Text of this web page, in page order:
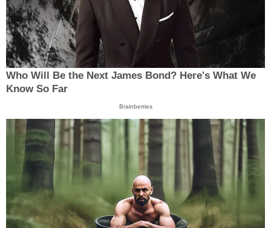
Who Will Be the Next James Bond? Here's What We
Know So Far
Brainberries